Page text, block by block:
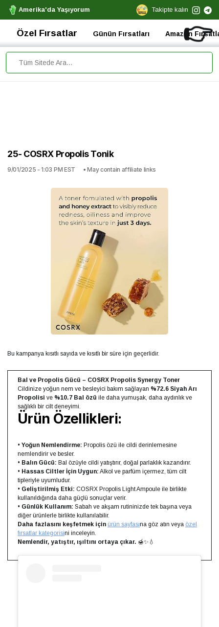
Amerika'da Yaşıyorum Takipte kalın
👉
Özel Fırsatlar Günün Fırsatları Amazon
25- COSRX Propolis Tonik
9/01/2025 - 1:03 PM EST • May contain affiliate links
Bu kampanya kısıtlı sayıda ve kısıtlı bir süre için geçerlidir.
Bal ve Propolis Gücü – COSRX Propolis Synergy Toner
Cildinize yoğun nem ve besleyici bakım sağlayan %72.6 Siyah Arı
Propolisi ve %10.7 Bal özü ile daha yumuşak, daha aydınlık ve
sağlıklı bir cilt deneyimi.
Ürün Özellikleri:
• Yoğun Nemlendirme: Propolis özü ile cildi derinlemesine
nemlendirir ve besler.
• Balın Gücü: Bal özüyle cildi yatıştırır, doğal parlaklık kazandırır.
• Hassas Ciltler İçin Uygun: Alkol ve parfüm içermez, tüm cilt
tipleriyle uyumludur.
• Geliştirilmiş Etki: COSRX Propolis Light Ampoule ile birlikte
kullanıldığında daha güçlü sonuçlar verir.
• Günlük Kullanım: Sabah ve akşam rutininizde tek başına veya
diğer ürünlerle birlikte kullanılabilir.
Daha fazlasını keşfetmek için ürün sayfasına göz atın veya özel
fırsatlar kategorisini inceleyin.
Nemlendir, yatıştır, ışıltını ortaya çıkar. 🍯✨💧